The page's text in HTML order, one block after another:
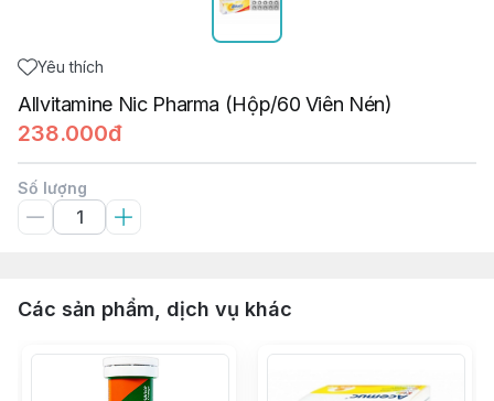
Yêu thích
Allvitamine Nic Pharma (Hộp/60 Viên Nén)
238.000đ
Số lượng
Các sản phẩm, dịch vụ khác